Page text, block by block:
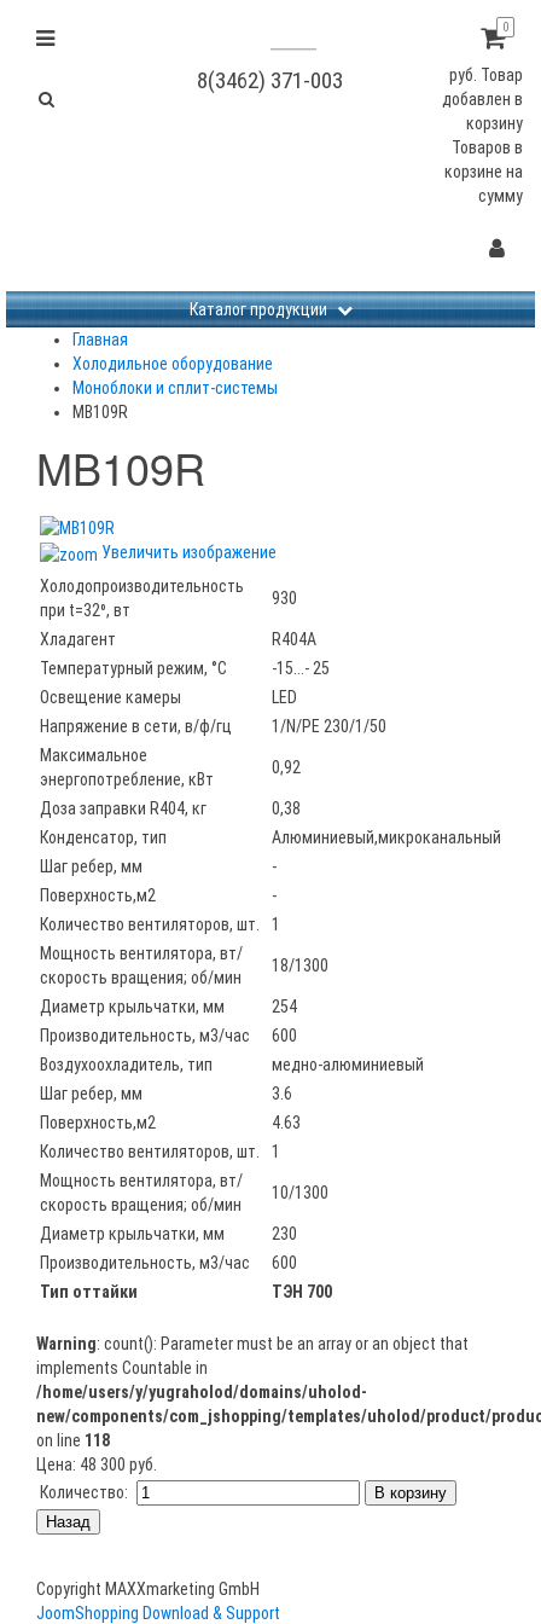
8(3462) 371-003
0
руб. Товар
добавлен в
корзину
Товаров в
корзине на
сумму
Не заданы изображения Каталог продукции
Главная
Холодильное оборудование
Моноблоки и сплит-системы
MB109R
MB109R
Увеличить изображение
Холодопроизводительность
при t=32⁰, вт
930
Хладагент
R404A
Температурный режим, °С
-15...- 25
Освещение камеры
LED
Напряжение в сети, в/ф/гц
1/N/PE 230/1/50
Maксимальное
энергопотребление, кВт
0,92
Доза заправки R404, кг
0,38
Конденсатор, тип
Алюминиевый,микроканальный
Шаг ребер, мм
-
Поверхность,м2
-
Количество вентиляторов, шт.
1
Мощность вентилятора, вт/
скорость вращения; об/мин
18/1300
Диаметр крыльчатки, мм
254
Производительность, м3/час
600
Воздухоохладитель, тип
медно-алюминиевый
Шаг ребер, мм
3.6
Поверхность,м2
4.63
Количество вентиляторов, шт.
1
Мощность вентилятора, вт/
скорость вращения; об/мин
10/1300
Диаметр крыльчатки, мм
230
Производительность, м3/час
600
Тип оттайки
ТЭН 700
Warning: count(): Parameter must be an array or an object that
implements Countable in
/home/users/y/yugraholod/domains/uholod-
new/components/com_jshopping/templates/uholod/product/
on line 118
Цена: 48 300 руб.
Количество:
Copyright MAXXmarketing GmbH
JoomShopping Download & Support